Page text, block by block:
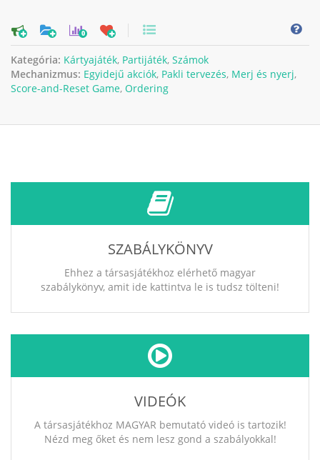
0
Kategória: Kártyajáték, Partijáték, Számok
Mechanizmus: Egyidejű akciók, Pakli tervezés, Merj és nyerj,
Score-and-Reset Game, Ordering
SZABÁLYKÖNYV
Ehhez a társasjátékhoz elérhető magyar
szabálykönyv, amit ide kattintva le is tudsz tölteni!
VIDEÓK
A társasjátékhoz MAGYAR bemutató videó is tartozik!
Nézd meg őket és nem lesz gond a szabályokkal!